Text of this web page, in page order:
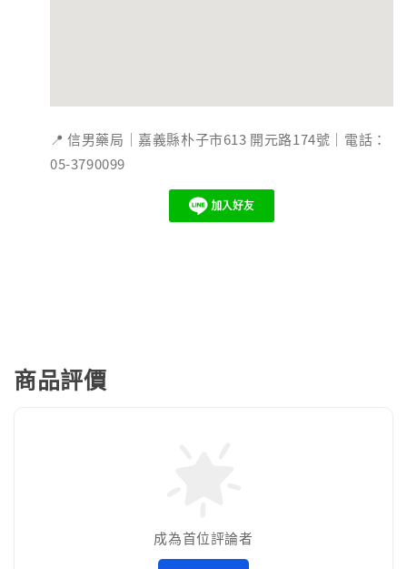
📍 信男藥局｜嘉義縣朴子市613 開元路174號｜電話：
05-3790099
商品評價
成為首位評論者